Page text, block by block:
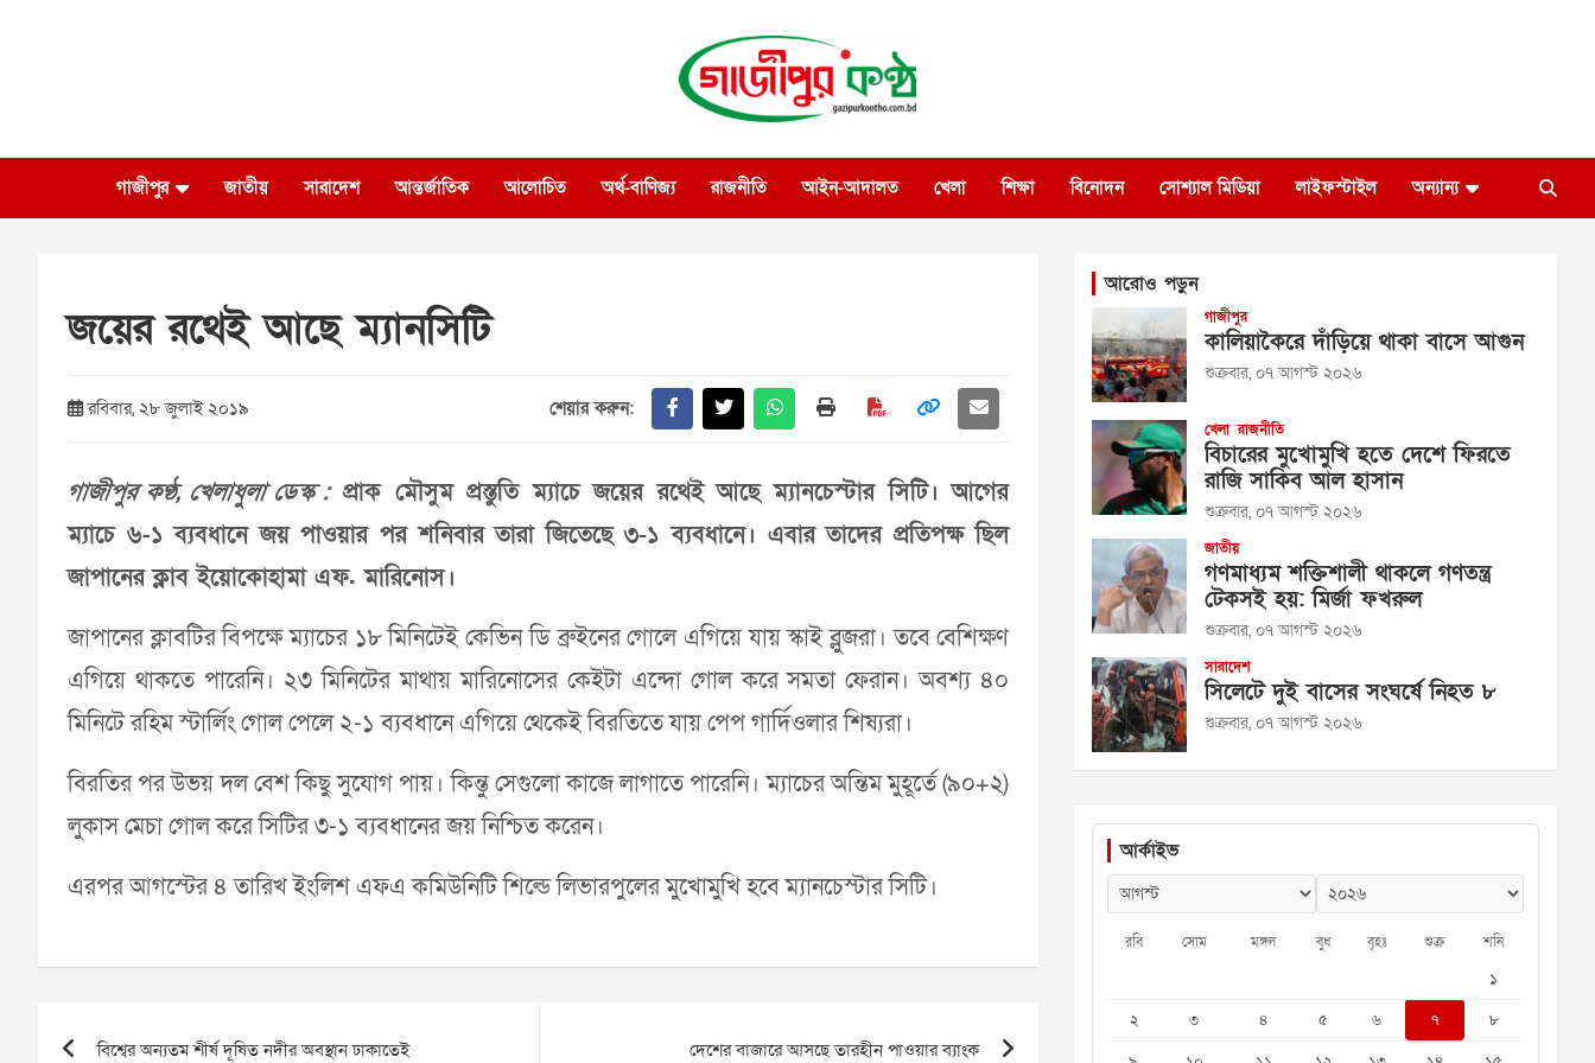
গাজীপুর কণ্ঠ
গাজীপুর জাতীয় সারাদেশ আন্তর্জাতিক আলোচিত অর্থ-বাণিজ্য রাজনীতি আইন-আদালত খেলা শিক্ষা বিনোদন সোশ্যাল মিডিয়া লাইফস্টাইল অন্যান্য
জয়ের রথেই আছে ম্যানসিটি
রবিবার, ২৮ জুলাই ২০১৯ শেয়ার করুন:
গাজীপুর কণ্ঠ, খেলাধুলা ডেস্ক :প্রাক মৌসুম প্রস্তুতি ম্যাচে জয়ের রথেই আছে ম্যানচেস্টার সিটি। আগের
ম্যাচে ৬-১ ব্যবধানে জয় পাওয়ার পর শনিবার তারা জিতেছে ৩-১ ব্যবধানে। এবার তাদের প্রতিপক্ষ ছিল
জাপানের ক্লাব ইয়োকোহামা এফ. মারিনোস।
জাপানের ক্লাবটির বিপক্ষে ম্যাচের ১৮ মিনিটেই কেভিন ডি ব্রুইনের গোলে এগিয়ে যায় স্কাই ব্লুজরা। তবে বেশিক্ষণ
এগিয়ে থাকতে পারেনি। ২৩ মিনিটের মাথায় মারিনোসের কেইটা এন্দো গোল করে সমতা ফেরান। অবশ্য ৪০
মিনিটে রহিম স্টার্লিং গোল পেলে ২-১ ব্যবধানে এগিয়ে থেকেই বিরতিতে যায় পেপ গার্দিওলার শিষ্যরা।
বিরতির পর উভয় দল বেশ কিছু সুযোগ পায়। কিন্তু সেগুলো কাজে লাগাতে পারেনি। ম্যাচের অন্তিম মুহূর্তে (৯০+২)
লুকাস মেচা গোল করে সিটির ৩-১ ব্যবধানের জয় নিশ্চিত করেন।
এরপর আগস্টের ৪ তারিখ ইংলিশ এফএ কমিউনিটি শিল্ডে লিভারপুলের মুখোমুখি হবে ম্যানচেস্টার সিটি।
বিশ্বের অন্যতম শীর্ষ দূষিত নদীর অবস্থান ঢাকাতেই দেশের বাজারে আসছে তারহীন পাওয়ার ব্যাংক
আরোও পড়ুন
গাজীপুর
কালিয়াকৈরে দাঁড়িয়ে থাকা বাসে আগুন
শুক্রবার, ০৭ আগস্ট ২০২৬
খেলা রাজনীতি
বিচারের মুখোমুখি হতে দেশে ফিরতে
রাজি সাকিব আল হাসান
শুক্রবার, ০৭ আগস্ট ২০২৬
জাতীয়
গণমাধ্যম শক্তিশালী থাকলে গণতন্ত্র
টেকসই হয়: মির্জা ফখরুল
শুক্রবার, ০৭ আগস্ট ২০২৬
সারাদেশ
সিলেটে দুই বাসের সংঘর্ষে নিহত ৮
শুক্রবার, ০৭ আগস্ট ২০২৬
আর্কাইভ
রবি সোম মঙ্গল বুধ বৃহঃ শুক্র শনি
১
২
৩ ৪ ৫ ৬ ৭
৮